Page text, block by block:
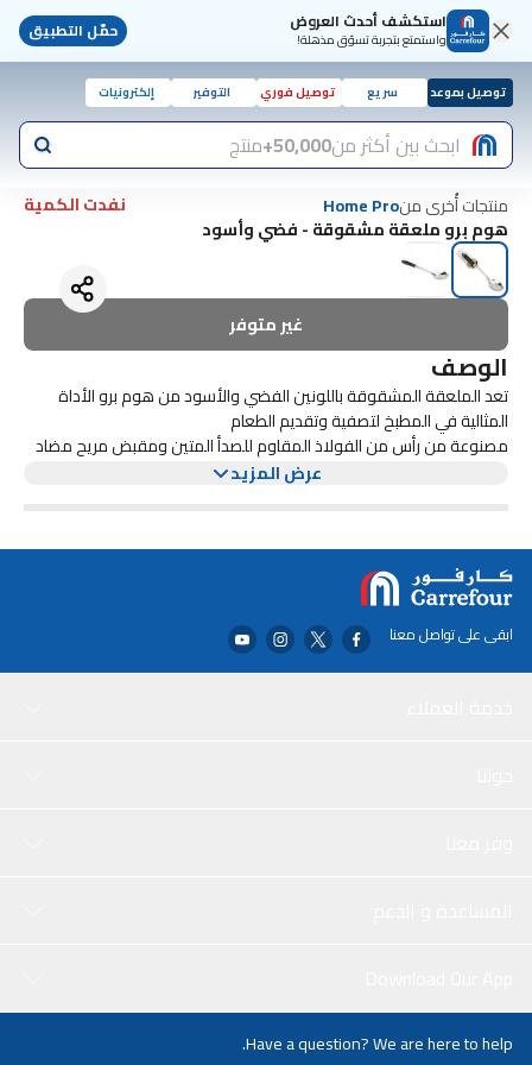
استكشف أحدث العروض
واستمتع بتجربة تسوّق مذهلة! حمّل التطبيق
توصيل بموعد سريع توصيل فوري التوفير إلكترونيات
ابحث بين أكثر من50,000+ منتج
منتجات أُخرى منHome Pro
نفدت الكمية
هوم برو ملعقة مشقوقة - فضي وأسود
غير متوفر
الوصف
تعد الملعقة المشقوقة باللونين الفضي والأسود من هوم برو الأداة
المثالية في المطبخ لتصفية وتقديم الطعام
مصنوعة من رأس من الفولاذ المقاوم للصدأ المتين ومقبض مريح مضاد
للإنزلاق، تم تصميم هاته الملعقة المشقوقة لتسهيل عملية الطهي،
مطبخ.، قم بتحسين أدوات الطهي الخاصة بك باستخدام الملعقة
المشقوقة من هوم برو باللونين الفضي والأسود
عرض المزيد
ابقى على تواصل معنا
Have a question? We are here to help.